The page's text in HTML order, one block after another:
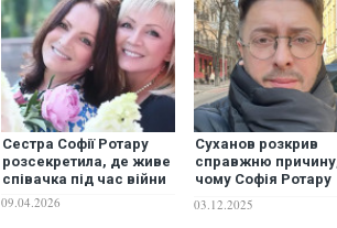
Сестра Софії Ротару
розсекретила, де живе
співачка під час війни
09.04.2026
Суханов розкрив
справжню
чому Софія Ротару
"Одна обставина
03.12.2025